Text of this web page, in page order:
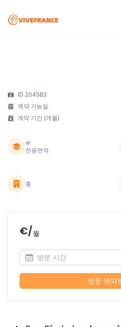
ID 204583
계약 가능일
계약 기간 (개월)
㎡
전용면적
층
€/월
방문 예약